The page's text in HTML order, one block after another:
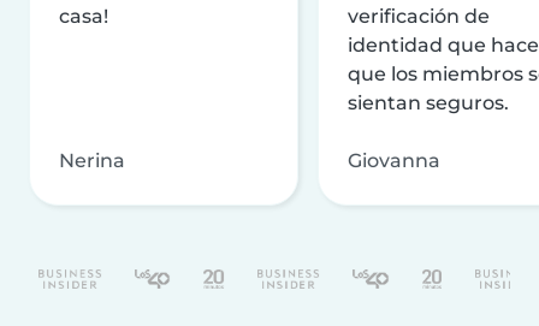
casa!
Nerina
verificación de
identidad que
que los miembros
sientan seguros.
Giovanna